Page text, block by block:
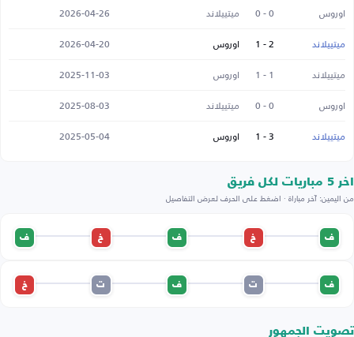
اوروس 0 - 0 ميتييلاند
2026-04-26
ميتييلاند
2 - 1 اوروس
2026-04-20
ميتييلاند
1 - 1 اوروس
2025-11-03
اوروس
0 - 0 ميتييلاند
2025-08-03
ميتييلاند
3 - 1 اوروس 2025-05-04
اخر 5 مباريات لكل فريق
من اليمين: آخر مباراة · اضغط على الحرف لعرض التفاصيل
ف خ ف خ ف
ف ت ف ت خ
تصويت الجمهور